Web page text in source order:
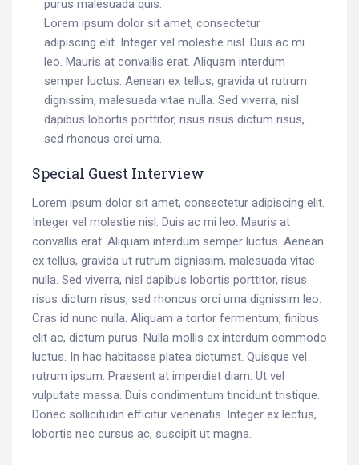
purus malesuada quis.
Lorem ipsum dolor sit amet, consectetur
adipiscing elit. Integer vel molestie nisl. Duis ac mi
leo. Mauris at convallis erat. Aliquam interdum
semper luctus. Aenean ex tellus, gravida ut rutrum
dignissim, malesuada vitae nulla. Sed viverra, nisl
dapibus lobortis porttitor, risus risus dictum risus,
sed rhoncus orci urna.
Special Guest Interview
Lorem ipsum dolor sit amet, consectetur adipiscing elit.
Integer vel molestie nisl. Duis ac mi leo. Mauris at
convallis erat. Aliquam interdum semper luctus. Aenean
ex tellus, gravida ut rutrum dignissim, malesuada vitae
nulla. Sed viverra, nisl dapibus lobortis porttitor, risus
risus dictum risus, sed rhoncus orci urna dignissim leo.
Cras id nunc nulla. Aliquam a tortor fermentum, finibus
elit ac, dictum purus. Nulla mollis ex interdum commodo
luctus. In hac habitasse platea dictumst. Quisque vel
rutrum ipsum. Praesent at imperdiet diam. Ut vel
vulputate massa. Duis condimentum tincidunt tristique.
Donec sollicitudin efficitur venenatis. Integer ex lectus,
lobortis nec cursus ac, suscipit ut magna.